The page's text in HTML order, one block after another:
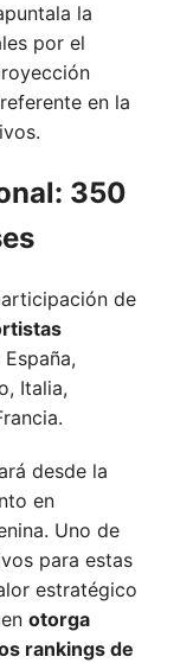
la
por el
en la
350
de
España,
Italia,
desde la
en
Uno de
para estas
estratégico
otorga
rankings de